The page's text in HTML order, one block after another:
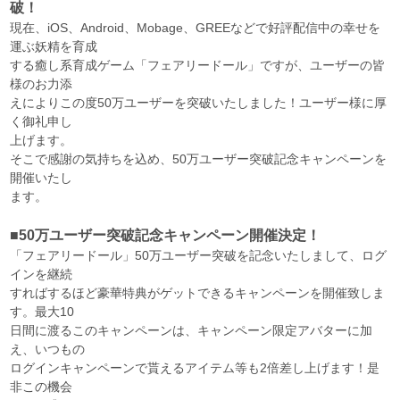
破！
現在、iOS、Android、Mobage、GREEなどで好評配信中の幸せを
運ぶ妖精を育成
する癒し系育成ゲーム「フェアリードール」ですが、ユーザーの皆
様のお力添
えによりこの度50万ユーザーを突破いたしました！ユーザー様に厚
く御礼申し
上げます。
そこで感謝の気持ちを込め、50万ユーザー突破記念キャンペーンを
開催いたし
ます。
■50万ユーザー突破記念キャンペーン開催決定！
「フェアリードール」50万ユーザー突破を記念いたしまして、ログ
インを継続
すればするほど豪華特典がゲットできるキャンペーンを開催致しま
す。最大10
日間に渡るこのキャンペーンは、キャンペーン限定アバターに加
え、いつもの
ログインキャンペーンで貰えるアイテム等も2倍差し上げます！是
非この機会